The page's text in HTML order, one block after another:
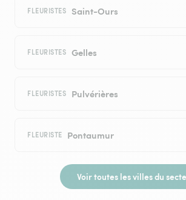
FLEURISTES Saint-Ours
FLEURISTES Gelles
FLEURISTES Pulvérières
FLEURISTE Pontaumur
Voir toutes les villes du